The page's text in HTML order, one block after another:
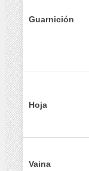
Guarnición
Hoja
Vaina